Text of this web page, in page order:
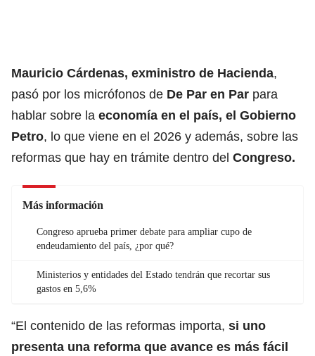
Mauricio Cárdenas, exministro de Hacienda,
pasó por los micrófonos de De Par en Par para
hablar sobre la economía en el país, el Gobierno
Petro, lo que viene en el 2026 y además, sobre las
reformas que hay en trámite dentro del Congreso.
Más información
Congreso aprueba primer debate para ampliar cupo de
endeudamiento del país, ¿por qué?
Ministerios y entidades del Estado tendrán que recortar sus
gastos en 5,6%
“El contenido de las reformas importa, si uno
presenta una reforma que avance es más fácil